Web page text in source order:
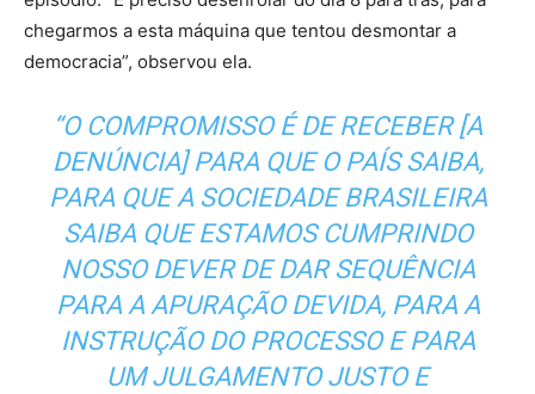
chegarmos a esta máquina que tentou desmontar a
democracia”, observou ela.
“O COMPROMISSO É DE RECEBER [A
DENÚNCIA] PARA QUE O PAÍS SAIBA,
PARA QUE A SOCIEDADE BRASILEIRA
SAIBA QUE ESTAMOS CUMPRINDO
NOSSO DEVER DE DAR SEQUÊNCIA
PARA A APURAÇÃO DEVIDA, PARA A
INSTRUÇÃO DO PROCESSO E PARA
UM JULGAMENTO JUSTO E